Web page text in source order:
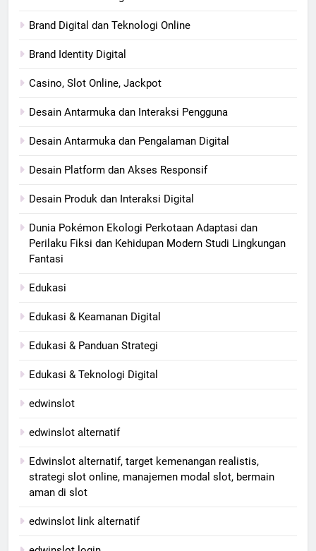
Brand Digital dan Teknologi Online
Brand Identity Digital
Casino, Slot Online, Jackpot
Desain Antarmuka dan Interaksi Pengguna
Desain Antarmuka dan Pengalaman Digital
Desain Platform dan Akses Responsif
Desain Produk dan Interaksi Digital
Dunia Pokémon Ekologi Perkotaan Adaptasi dan
Perilaku Fiksi dan Kehidupan Modern Studi Lingkungan
Fantasi
Edukasi
Edukasi & Keamanan Digital
Edukasi & Panduan Strategi
Edukasi & Teknologi Digital
edwinslot
edwinslot alternatif
Edwinslot alternatif, target kemenangan realistis,
strategi slot online, manajemen modal slot, bermain
aman di slot
edwinslot link alternatif